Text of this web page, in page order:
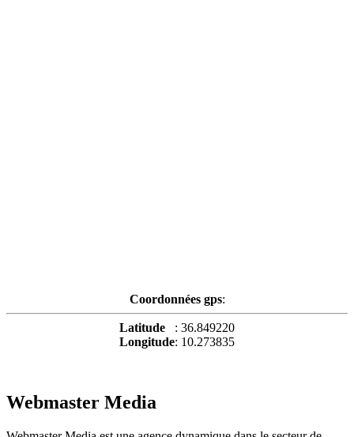
Coordonnées gps:
Latitude : 36.849220
Longitude: 10.273835
Webmaster Media